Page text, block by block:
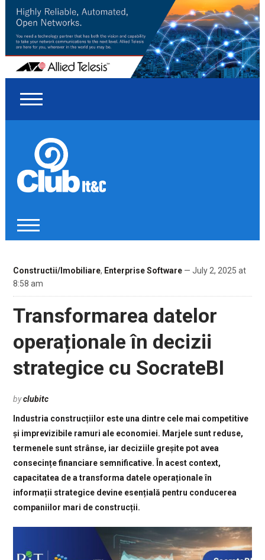
Constructii/Imobiliare, Enterprise Software— July 2, 2025 at
8:58 am
Transformarea datelor
operaționale în decizii
strategice cu SocrateBI
byclubitc
Industria construcțiilor este una dintre cele mai competitive
și imprevizibile ramuri ale economiei. Marjele sunt reduse,
termenele sunt strânse, iar deciziile greșite pot avea
consecințe financiare semnificative. În acest context,
capacitatea de a transforma datele operaționale în
informații strategice devine esențială pentru conducerea
companiilor mari de construcții.